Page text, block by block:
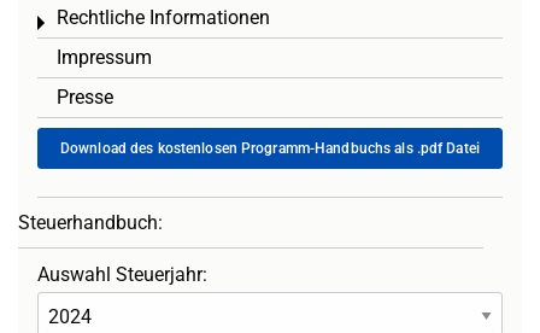
Rechtliche Informationen
Toggle menu
Impressum
Presse
Download des kostenlosen Programm-Handbuchs als .pdf Datei
Steuerhandbuch:
Auswahl Steuerjahr: